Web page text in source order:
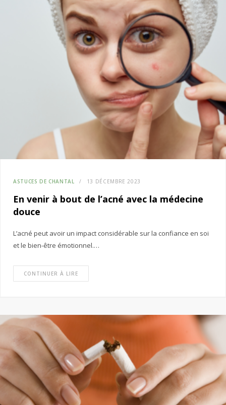
ASTUCES DE CHANTAL 13 DÉCEMBRE 2023
En venir à bout de l’acné avec la médecine
douce
L’acné peut avoir un impact considérable sur la confiance en soi
et le bien-être émotionnel.…
CONTINUER À LIRE